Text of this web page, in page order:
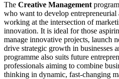
The Creative Management
who want to develop
working at the intersection of
innovation. It is ideal for those
manage innovative projects, launch
drive strategic growth in businesses
programme also suits future
professionals aiming to combine
thinking in dynamic, fast-changing